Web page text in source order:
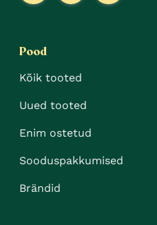
Pood
Kõik tooted
Uued tooted
Enim ostetud
Sooduspakkumised
Brändid